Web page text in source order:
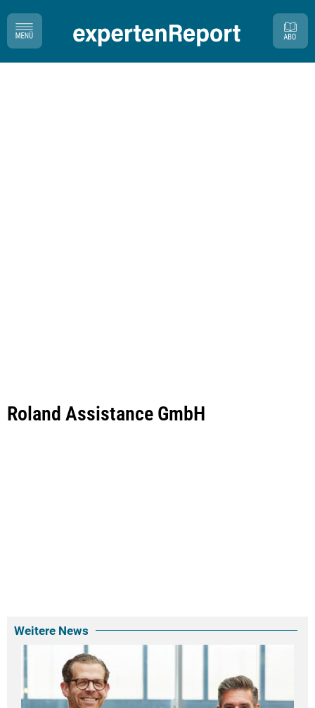
Roland Assistance GmbH
Weitere News